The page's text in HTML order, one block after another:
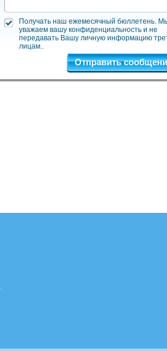
Получать наш ежемесячный бюллетень.
уважаем вашу конфиденциальность и не
передавать Вашу личную информацию
лицам..
Отправить